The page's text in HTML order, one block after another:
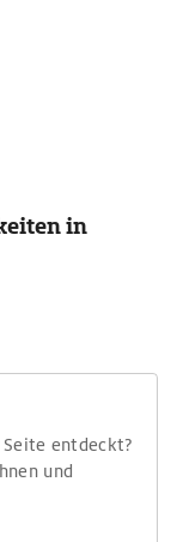
in
entdeckt?
und